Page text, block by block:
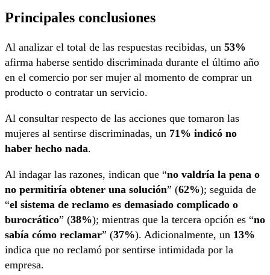
Principales conclusiones
Al analizar el total de las respuestas recibidas, un 53%
afirma haberse sentido discriminada durante el último año
en el comercio por ser mujer al momento de comprar un
producto o contratar un servicio.
Al consultar respecto de las acciones que tomaron las
mujeres al sentirse discriminadas, un 71% indicó no
haber hecho nada.
Al indagar las razones, indican que “no valdría la pena o
no permitiría obtener una solución” (62%); seguida de
“el sistema de reclamo es demasiado complicado o
burocrático” (38%); mientras que la tercera opción es “no
sabía cómo reclamar” (37%). Adicionalmente, un 13%
indica que no reclamó por sentirse intimidada por la
empresa.